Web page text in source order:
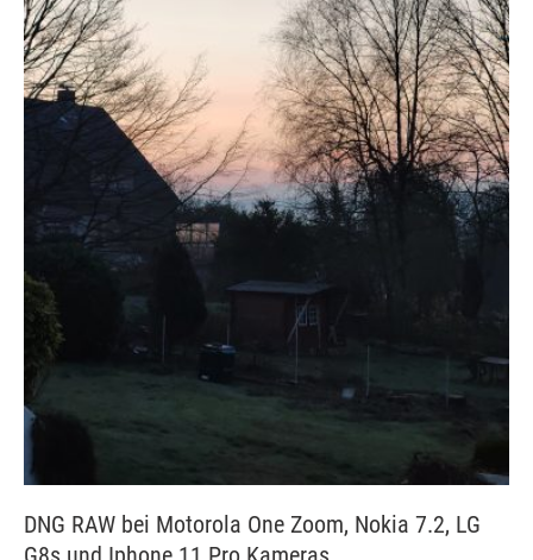
DNG RAW bei Motorola One Zoom, Nokia 7.2, LG